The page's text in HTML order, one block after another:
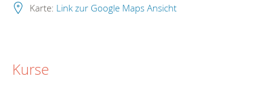
Karte: Link zur Google Maps Ansicht
Kurse